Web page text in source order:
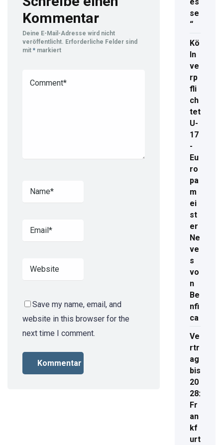
Kommentar
Deine E-Mail-Adresse wird nicht
veröffentlicht. Erforderliche Felder sind
mit * markiert
Save my name, email, and
website in this browser for the
next time I comment.
se
“
Kö
ln
ve
rp
fli
ch
tet
U-
17
-
Eu
ro
pa
m
ei
st
er
Ne
ve
s
vo
n
Be
nfi
ca
Ve
rtr
ag
bis
20
28:
Fr
an
kf
urt